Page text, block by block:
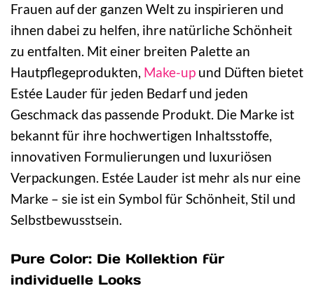
Frauen auf der ganzen Welt zu inspirieren und
ihnen dabei zu helfen, ihre natürliche Schönheit
zu entfalten. Mit einer breiten Palette an
Hautpflegeprodukten, Make-up und Düften bietet
Estée Lauder für jeden Bedarf und jeden
Geschmack das passende Produkt. Die Marke ist
bekannt für ihre hochwertigen Inhaltsstoffe,
innovativen Formulierungen und luxuriösen
Verpackungen. Estée Lauder ist mehr als nur eine
Marke – sie ist ein Symbol für Schönheit, Stil und
Selbstbewusstsein.
Pure Color: Die Kollektion für
individuelle Looks